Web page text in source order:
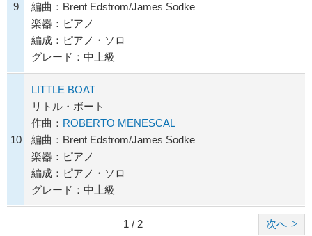
9
編曲：Brent Edstrom/James Sodke
楽器：ピアノ
編成：ピアノ・ソロ
グレード：中上級
10
LITTLE BOAT
リトル・ボート
作曲： ROBERTO MENESCAL
編曲：Brent Edstrom/James Sodke
楽器：ピアノ
編成：ピアノ・ソロ
グレード：中上級
次へ
1 / 2